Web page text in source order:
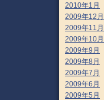
2010年1月
2009年12月
2009年11月
2009年10月
2009年9月
2009年8月
2009年7月
2009年6月
2009年5月